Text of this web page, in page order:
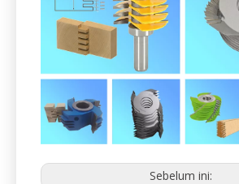
Sebelum ini: